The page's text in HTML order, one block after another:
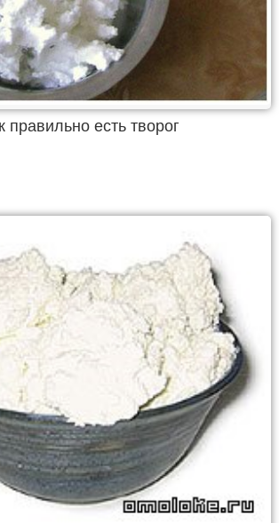
правильно есть творог